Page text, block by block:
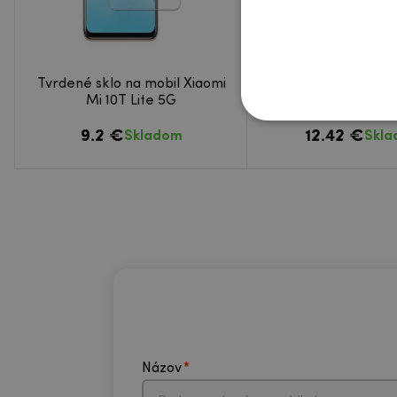
Tvrdené sklo na mobil Xiaomi
Mi 10T Lite 5G
9.2 €Skladom 12.42 €
Názov